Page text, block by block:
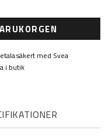
säkert med Svea
i butik